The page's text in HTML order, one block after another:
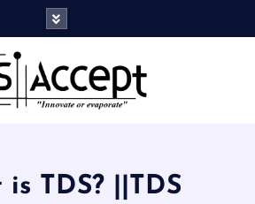
or Evaporate
TDS? ||TDS